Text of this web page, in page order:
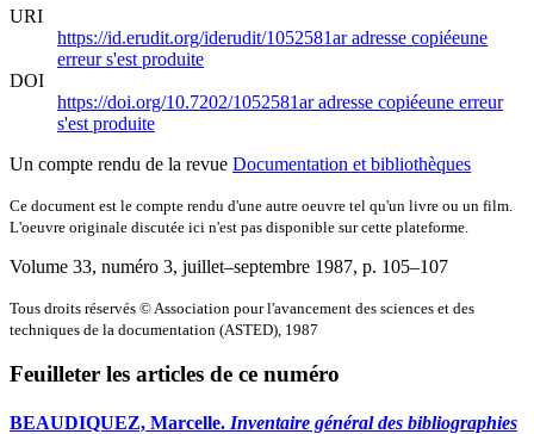
URI
https://id.erudit.org/iderudit/1052581aradresse copiéeune
erreur s'est produite
DOI
https://doi.org/10.7202/1052581aradresse copiéeune erreur
s'est produite
Un compte rendu de la revue Documentation et bibliothèques
Ce document est le compte rendu d'une autre oeuvre tel qu'un livre ou un film.
L'oeuvre originale discutée ici n'est pas disponible sur cette plateforme.
Volume 33, numéro 3, juillet–septembre 1987, p. 105–107
Tous droits réservés © Association pour l'avancement des sciences et des
techniques de la documentation (ASTED), 1987
Feuilleter les articles de ce numéro
BEAUDIQUEZ, Marcelle. Inventaire général des bibliographies